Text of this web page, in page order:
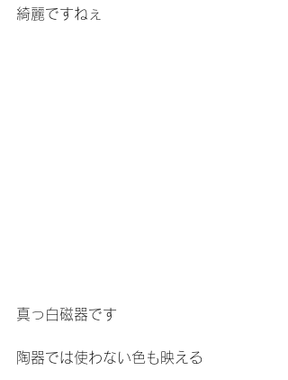
綺麗ですねぇ
真っ白磁器です
陶器では使わない色も映える